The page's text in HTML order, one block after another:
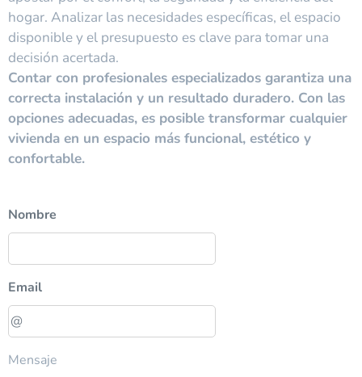
hogar. Analizar las necesidades específicas, el espacio
disponible y el presupuesto es clave para tomar una
decisión acertada.
Contar con profesionales especializados garantiza una
correcta instalación y un resultado duradero. Con las
opciones adecuadas, es posible transformar cualquier
vivienda en un espacio más funcional, estético y
confortable.
Nombre
Email
Mensaje